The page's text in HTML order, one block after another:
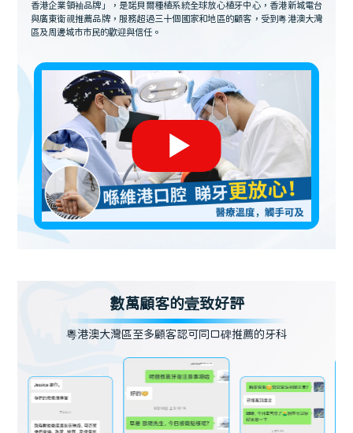
香港企業領袖品牌」，是諾貝爾種植系統全球放心植牙中心，香港新城電台
與廣東衛視推薦品牌，服務超過三十個國家和地區的顧客，受到粵港澳大灣
區及周邊城市市民的歡迎與信任。
數萬顧客的壹致好評
粵港澳大灣區至多顧客認可同口碑推薦的牙科